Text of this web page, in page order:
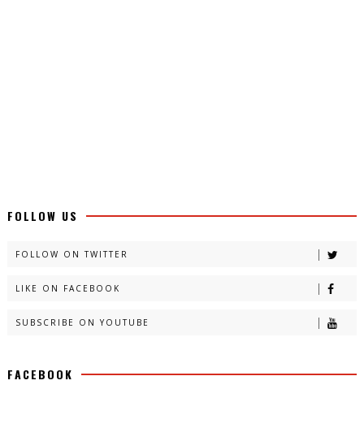
FOLLOW US
FOLLOW ON TWITTER
LIKE ON FACEBOOK
SUBSCRIBE ON YOUTUBE
FACEBOOK